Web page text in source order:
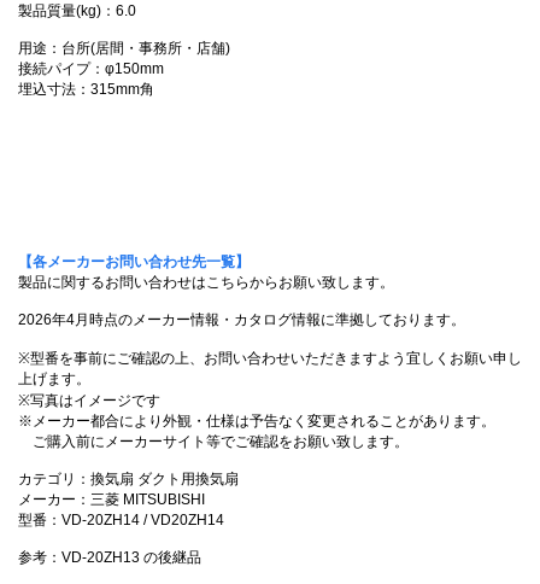
製品質量(kg)：6.0
用途：台所(居間・事務所・店舗)
接続パイプ：φ150mm
埋込寸法：315mm角
【各メーカーお問い合わせ先一覧】
製品に関するお問い合わせはこちらからお願い致します。
2026年4月時点のメーカー情報・カタログ情報に準拠しております。
※型番を事前にご確認の上、お問い合わせいただきますよう宜しくお願い申し
上げます。
※写真はイメージです
※メーカー都合により外観・仕様は予告なく変更されることがあります。
ご購入前にメーカーサイト等でご確認をお願い致します。
カテゴリ：換気扇 ダクト用換気扇
メーカー：三菱 MITSUBISHI
型番：VD-20ZH14 / VD20ZH14
参考：VD-20ZH13 の後継品